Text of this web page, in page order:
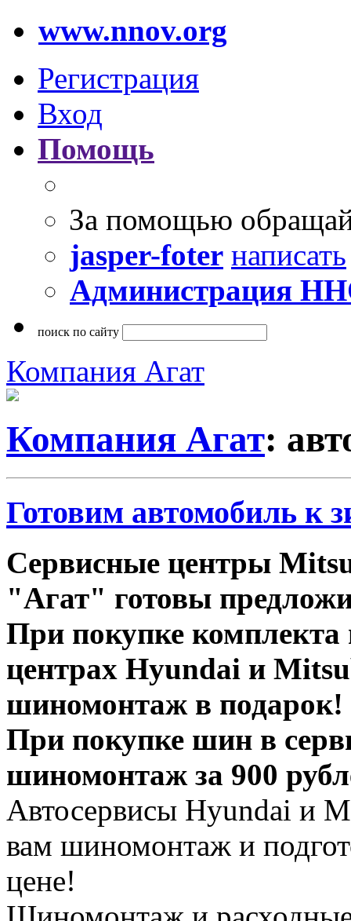
www.nnov.org
Регистрация
Вход
Помощь
За помощью
jasper-foter написать
Администрация
поиск по сайту
Компания Агат
Компания Агат:
Готовим автомобиль к
Сервисные центры
"Агат" готовы
При покупке
центрах Hyundai и
шиномонтаж в подарок!
При покупке шин в
шиномонтаж за 900
Автосервисы Hyundai и
вам шиномонтаж и
цене!